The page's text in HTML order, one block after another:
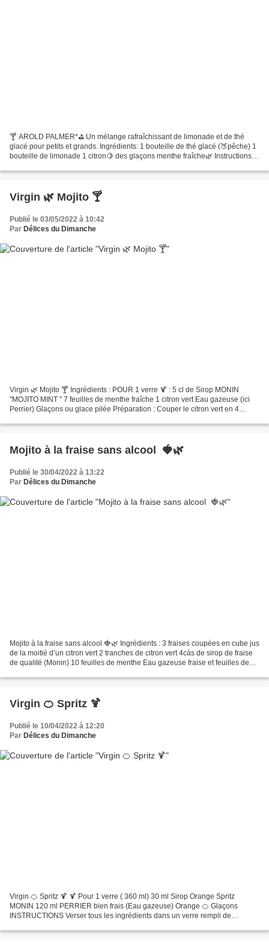
🍸 AROLD PALMER*⛳️ Un mélange rafraîchissant de limonade et de thé
glacé pour petits et grands. Ingrédients: 1 bouteille de thé glacé (🍑pêche) 1
bouteille de limonade 1 citron🍋 des glaçons menthe fraîche🌿 Instructions:
Virgin 🌿 Mojito 🍸
Publié le 03/05/2022 à 10:42
Par Délices du Dimanche
Virgin 🌿 Mojito 🍸 Ingrédients : POUR 1 verre 🍹 : 5 cl de Sirop MONIN
"MOJITO MINT " 7 feuilles de menthe fraîche 1 citron vert Eau gazeuse (ici
Perrier) Glaçons ou glace pilée Préparation : Couper le citron vert en 4
Mojito à la fraise sans alcool 🍓🌿
Publié le 30/04/2022 à 13:22
Par Délices du Dimanche
Mojito à la fraise sans alcool 🍓🌿 Ingrédients : 3 fraises coupées en cube jus
de la moitié d’un citron vert 2 tranches de citron vert 4càs de sirop de fraise
de qualité (Monin) 10 feuilles de menthe Eau gazeuse fraise et feuilles de
Virgin 🍊 Spritz 🍹
Publié le 10/04/2022 à 12:20
Par Délices du Dimanche
Virgin 🍊 Spritz 🍹 🍹 Pour 1 verre ( 360 ml) 30 ml Sirop Orange Spritz
MONIN 120 ml PERRIER bien frais (Eau gazeuse) Orange 🍊 Glaçons
INSTRUCTIONS Verser tous les ingrédients dans un verre rempli de